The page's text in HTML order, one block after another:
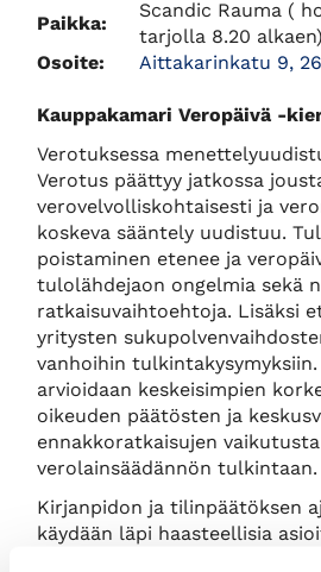
Paikka:
Scandic Rauma (
tarjolla 8.20 alkaen)
Osoite:
Aittakarinkatu 9,
Kauppakamari Veropäivä -
Verotuksessa
Verotus päättyy jatkossa
verovelvolliskohtaisesti ja
koskeva sääntely uudistuu.
poistaminen etenee ja
tulolähdejaon ongelmia sekä
ratkaisuvaihtoehtoja. Lisäksi
yritysten
vanhoihin
arvioidaan keskeisimpien
oikeuden päätösten ja
ennakkoratkaisujen vaikutusta
verolainsäädännön tulkintaan.
Kirjanpidon ja tilinpäätöksen
käydään läpi haasteellisia
laatijan näkökulmasta.